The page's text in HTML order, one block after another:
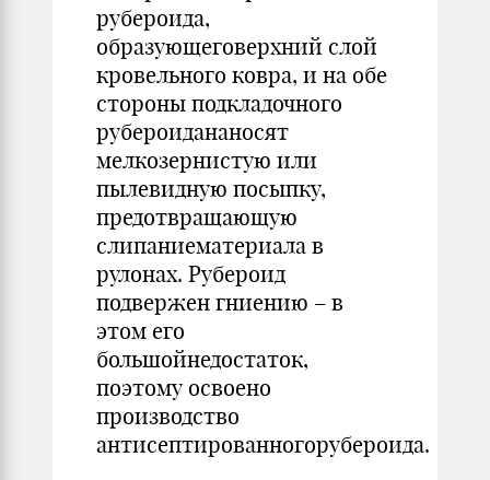
рубероида,
образующеговерхний слой
кровельного ковра, и на обе
стороны подкладочного
рубероидананосят
мелкозернистую или
пылевидную посыпку,
предотвращающую
слипаниематериала в
рулонах. Рубероид
подвержен гниению – в
этом его
большойнедостаток,
поэтому освоено
производство
антисептированногорубероида.